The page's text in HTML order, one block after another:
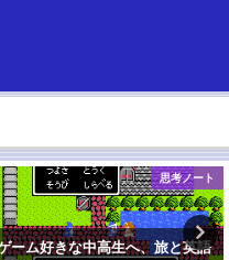
思考ノート
ーム好きな中高生へ、旅と英語